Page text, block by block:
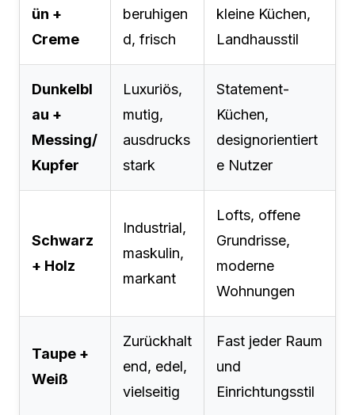
ün +
Creme
beruhigen
d, frisch
kleine Küchen,
Landhausstil
Dunkelbl
au +
Messing/
Kupfer
Luxuriös,
mutig,
ausdrucks
stark
Statement-
Küchen,
designorientiert
e Nutzer
Schwarz
+ Holz
Industrial,
maskulin,
markant
Lofts, offene
Grundrisse,
moderne
Wohnungen
Taupe +
Weiß
Zurückhalt
end, edel,
vielseitig
Fast jeder Raum
und
Einrichtungsstil